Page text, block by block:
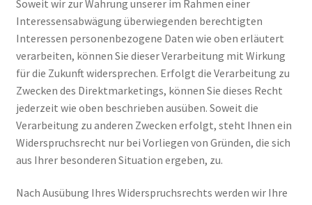
Soweit wir zur Wahrung unserer im Rahmen einer
Interessensabwägung überwiegenden berechtigten
Interessen personenbezogene Daten wie oben erläutert
verarbeiten, können Sie dieser Verarbeitung mit Wirkung
für die Zukunft widersprechen. Erfolgt die Verarbeitung zu
Zwecken des Direktmarketings, können Sie dieses Recht
jederzeit wie oben beschrieben ausüben. Soweit die
Verarbeitung zu anderen Zwecken erfolgt, steht Ihnen ein
Widerspruchsrecht nur bei Vorliegen von Gründen, die sich
aus Ihrer besonderen Situation ergeben, zu.
Nach Ausübung Ihres Widerspruchsrechts werden wir Ihre